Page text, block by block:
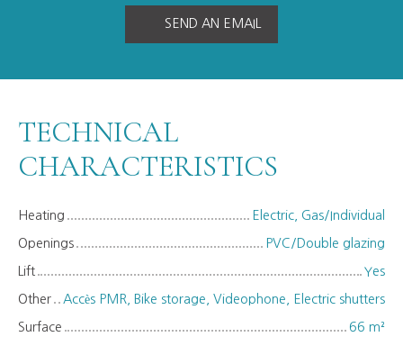
SEND AN EMAIL
TECHNICAL
CHARACTERISTICS
Heating Electric, Gas/Individual
Openings PVC/Double glazing
Lift Yes
Other Accès PMR, Bike storage, Videophone, Electric shutters
Surface 66 m²